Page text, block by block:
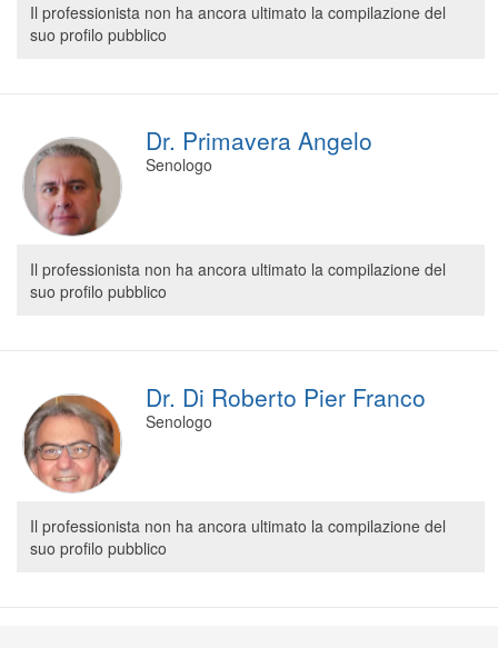
Il professionista non ha ancora ultimato la compilazione del
suo profilo pubblico
Dr. Primavera Angelo
Senologo
Il professionista non ha ancora ultimato la compilazione del
suo profilo pubblico
Dr. Di Roberto Pier Franco
Senologo
Il professionista non ha ancora ultimato la compilazione del
suo profilo pubblico